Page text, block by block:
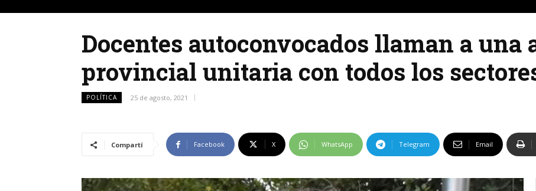
Docentes autoconvocados llaman a una
provincial unitaria con todos los
POLÍTICA 25 de agosto, 2021
Compartí Facebook X WhatsApp Telegram Email